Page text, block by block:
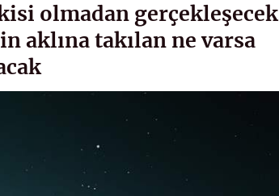
olmadan gerçekleşecek
aklına takılan ne varsa